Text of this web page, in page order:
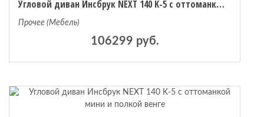
Угловой диван Инсбрук NEXT 140 K-5 с оттоманкой мини и полкой венге
Прочее (Мебель)
106299 руб.